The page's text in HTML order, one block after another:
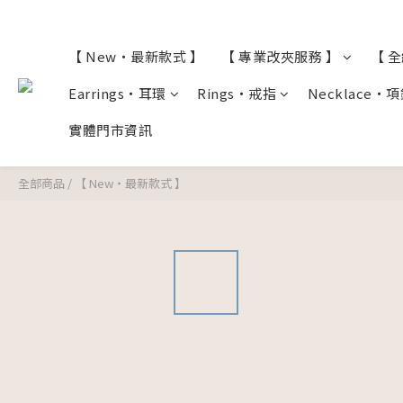
【 New・最新款式 】 【 專業改夾服務 】
【
Earrings・耳環
Rings・戒指
Necklace・項
實體門市資訊
全部商品 / 【 New・最新款式 】